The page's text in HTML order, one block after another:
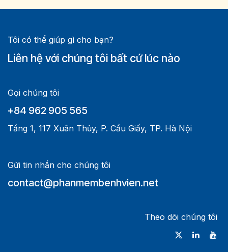
Tôi có thể giúp gì cho bạn?
Liên hệ với chúng tôi bất cứ lúc nào
Gọi chúng tôi
+84 962 905 565
Tầng 1, 117 Xuân Thủy, P. Cầu Giấy, TP. Hà Nội
Gửi tin nhắn cho chúng tôi
contact@phanmembenhvien.net
Theo dõi chúng tôi